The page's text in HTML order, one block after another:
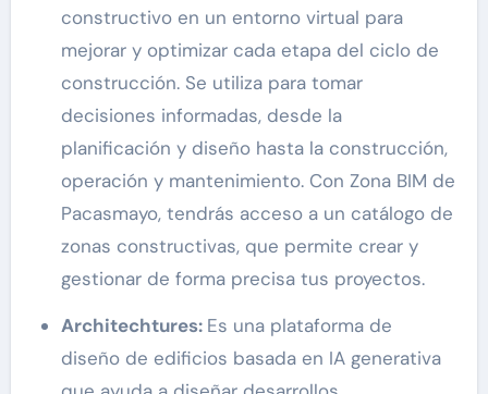
constructivo en un entorno virtual para
mejorar y optimizar cada etapa del ciclo de
construcción. Se utiliza para tomar
decisiones informadas, desde la
planificación y diseño hasta la construcción,
operación y mantenimiento. Con Zona BIM de
Pacasmayo, tendrás acceso a un catálogo de
zonas constructivas, que permite crear y
gestionar de forma precisa tus proyectos.
Architechtures: Es una plataforma de
diseño de edificios basada en IA generativa